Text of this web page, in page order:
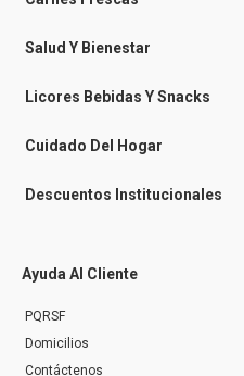
s
s
n
g
r
Salud Y Bienestar
Licores Bebidas Y Snacks
Cuidado Del Hogar
Descuentos Institucionales
Ayuda Al Cliente
PQRSF
Domicilios
Contáctenos